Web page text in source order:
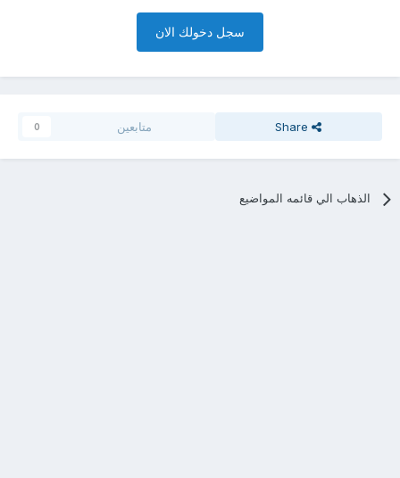
سجل دخولك الان
Share متابعين 0
الذهاب الي قائمه المواضيع